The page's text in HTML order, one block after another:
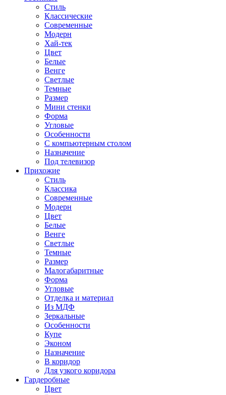
Стиль
Классические
Современные
Модерн
Хай-тек
Цвет
Белые
Венге
Светлые
Темные
Размер
Мини стенки
Форма
Угловые
Особенности
С компьютерным столом
Назначение
Под телевизор
Прихожие
Стиль
Классика
Современные
Модерн
Цвет
Белые
Венге
Светлые
Темные
Размер
Малогабаритные
Форма
Угловые
Отделка и материал
Из МДФ
Зеркальные
Особенности
Купе
Эконом
Назначение
В коридор
Для узкого коридора
Гардеробные
Цвет